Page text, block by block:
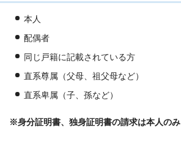
本人
配偶者
同じ戸籍に記載されている方
直系尊属（父母、祖父母など）
直系卑属（子、孫など）
※身分証明書、独身証明書の請求は本人のみ